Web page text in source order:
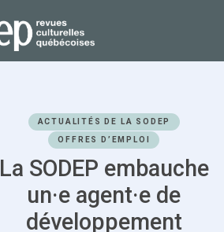
ACTUALITÉS DE LA SODEP
OFFRES D’EMPLOI
La SODEP embauche
un·e agent·e de
développement